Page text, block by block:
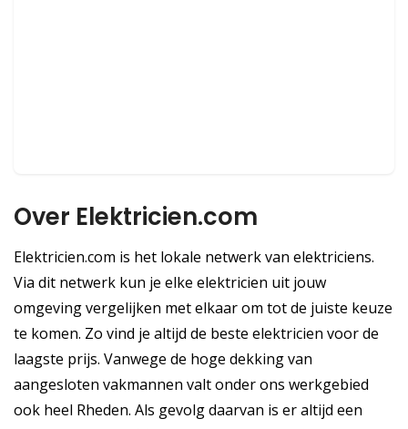
Over Elektricien.com
Elektricien.com is het lokale netwerk van elektriciens.
Via dit netwerk kun je elke elektricien uit jouw
omgeving vergelijken met elkaar om tot de juiste keuze
te komen. Zo vind je altijd de beste elektricien voor de
laagste prijs. Vanwege de hoge dekking van
aangesloten vakmannen valt onder ons werkgebied
ook heel Rheden. Als gevolg daarvan is er altijd een